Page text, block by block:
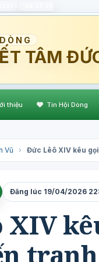
TÂM
thiệu Tin Hội Dòng
Vũ › Đức Lêô XIV kêu
Đăng lúc 19/04/2026